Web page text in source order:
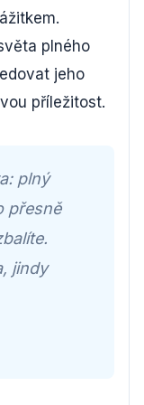
plného
jeho
příležitost.
plný
přesně
jindy